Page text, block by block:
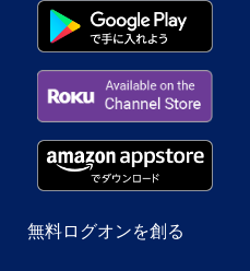
無料ログオンを創る